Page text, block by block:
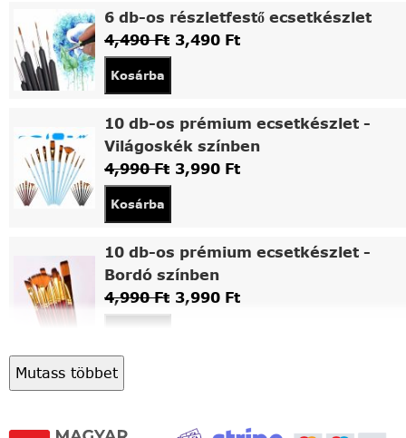
6 db-os részletfestő ecsetkészlet
4,490Ft 3,490 Ft
Kosárba
10 db-os prémium ecsetkészlet -
Világoskék színben
4,990Ft 3,990 Ft
Kosárba
10 db-os prémium ecsetkészlet -
Bordó színben
4,990Ft 3,990 Ft
Asztali fa festőállvány
Mutass többet